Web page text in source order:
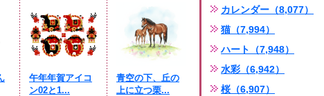
午年年賀アイコ
ン02と1...
青空の下、丘の
上に立つ栗...
カレンダー（8,077）
猫（7,994）
ハート（7,948）
水彩（6,942）
桜（6,907）